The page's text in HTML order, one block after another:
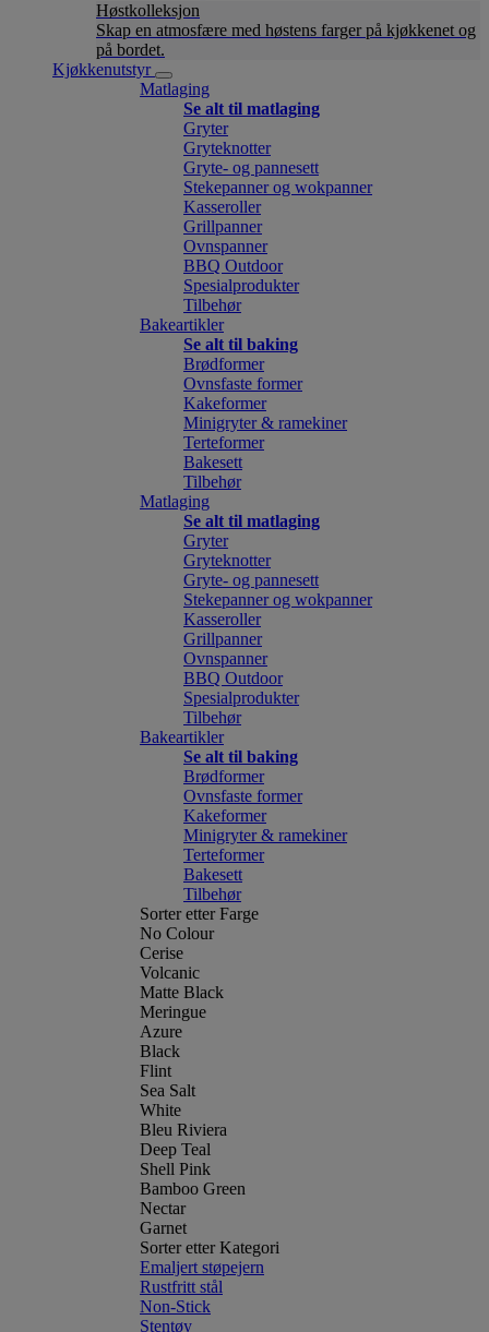
Høstkolleksjon
Skap en atmosfære med høstens farger på kjøkkenet og
på bordet.
Kjøkkenutstyr
Matlaging
Se alt til matlaging
Gryter
Gryteknotter
Gryte- og pannesett
Stekepanner og wokpanner
Kasseroller
Grillpanner
Ovnspanner
BBQ Outdoor
Spesialprodukter
Tilbehør
Bakeartikler
Se alt til baking
Brødformer
Ovnsfaste former
Kakeformer
Minigryter & ramekiner
Terteformer
Bakesett
Tilbehør
Matlaging
Se alt til matlaging
Gryter
Gryteknotter
Gryte- og pannesett
Stekepanner og wokpanner
Kasseroller
Grillpanner
Ovnspanner
BBQ Outdoor
Spesialprodukter
Tilbehør
Bakeartikler
Se alt til baking
Brødformer
Ovnsfaste former
Kakeformer
Minigryter & ramekiner
Terteformer
Bakesett
Tilbehør
Sorter etter Farge
No Colour
Cerise
Volcanic
Matte Black
Meringue
Azure
Black
Flint
Sea Salt
White
Bleu Riviera
Deep Teal
Shell Pink
Bamboo Green
Nectar
Garnet
Sorter etter Kategori
Emaljert støpejern
Rustfritt stål
Non-Stick
Stentøy